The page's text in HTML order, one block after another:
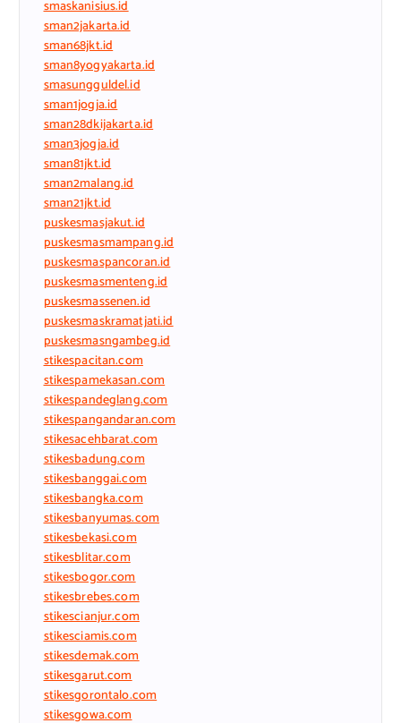
smaskanisius.id
sman2jakarta.id
sman68jkt.id
sman8yogyakarta.id
smasungguldel.id
sman1jogja.id
sman28dkijakarta.id
sman3jogja.id
sman81jkt.id
sman2malang.id
sman21jkt.id
puskesmasjakut.id
puskesmasmampang.id
puskesmaspancoran.id
puskesmasmenteng.id
puskesmassenen.id
puskesmaskramatjati.id
puskesmasngambeg.id
stikespacitan.com
stikespamekasan.com
stikespandeglang.com
stikespangandaran.com
stikesacehbarat.com
stikesbadung.com
stikesbanggai.com
stikesbangka.com
stikesbanyumas.com
stikesbekasi.com
stikesblitar.com
stikesbogor.com
stikesbrebes.com
stikescianjur.com
stikesciamis.com
stikesdemak.com
stikesgarut.com
stikesgorontalo.com
stikesgowa.com